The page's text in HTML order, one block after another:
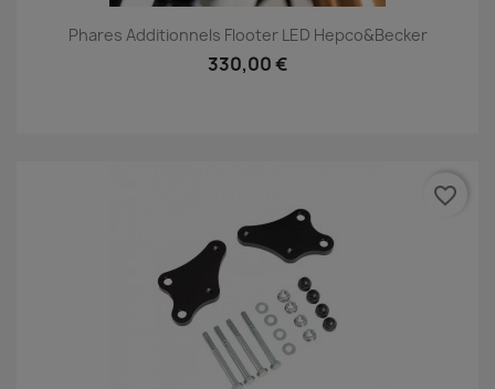
Phares Additionnels Flooter LED Hepco&Becker
330,00 €
favorite_border